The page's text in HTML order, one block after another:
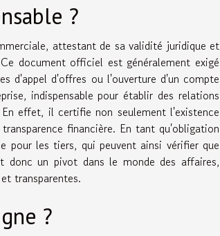
?
attestant de sa validité juridique et
document officiel est généralement exigé
d'appel d'offres ou l'ouverture d'un compte
indispensable pour établir des relations
effet, il certifie non seulement l'existence
financière. En tant qu'obligation
pour les tiers, qui peuvent ainsi vérifier que
donc un pivot dans le monde des affaires,
transparentes.
?